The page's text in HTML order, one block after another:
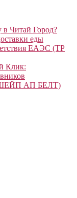
в Читай Город?
еды
ЕАЭС (ТР
Клик:
АП БЕЛТ)